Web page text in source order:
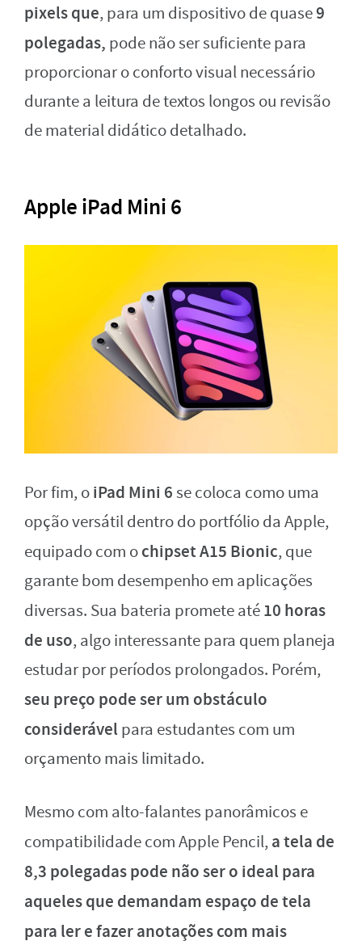
pixels que, para um dispositivo de quase9
polegadas, pode não ser suficiente para
proporcionar o conforto visual necessário
durante a leitura de textos longos ou revisão
de material didático detalhado.
Apple iPad Mini 6
Por fim, oiPad Mini 6se coloca como uma
opção versátil dentro do portfólio da Apple,
equipado com ochipset A15 Bionic, que
garante bom desempenho em aplicações
diversas. Sua bateria promete até10 horas
de uso, algo interessante para quem planeja
estudar por períodos prolongados. Porém,
seu preço pode ser um obstáculo
considerável para estudantes com um
orçamento mais limitado.
Mesmo com alto-falantes panorâmicos e
compatibilidade com Apple Pencil, a tela de
8,3 polegadas pode não ser o ideal para
aqueles que demandam espaço de tela
para ler e fazer anotações com mais